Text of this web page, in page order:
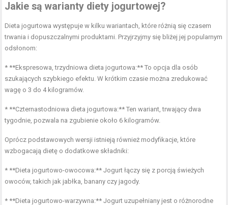
Jakie są warianty diety jogurtowej?
Dieta jogurtowa występuje w kilku wariantach, które różnią się czasem
trwania i dopuszczalnymi produktami. Przyjrzyjmy się bliżej jej popularnym
odsłonom:
* **Ekspresowa,trzydniowa dieta jogurtowa:** To opcja dla osób
szukających szybkiego efektu. W krótkim czasie można zredukować
wagę o 3 do 4 kilogramów.
* **Czternastodniowa dieta jogurtowa:** Ten wariant, trwający dwa
tygodnie, pozwala na zgubienie około 6 kilogramów.
Oprócz podstawowych wersji istnieją również modyfikacje, które
wzbogacają dietę o dodatkowe składniki:
* **Dieta jogurtowo-owocowa:** Jogurt łączy się z porcją świeżych
owoców, takich jak jabłka, banany czy jagody.
* **Dieta jogurtowo-warzywna:** Jogurt uzupełniany jest o różnorodne